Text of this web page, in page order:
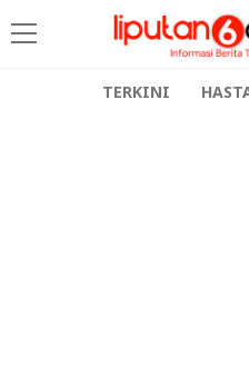
TERKINI